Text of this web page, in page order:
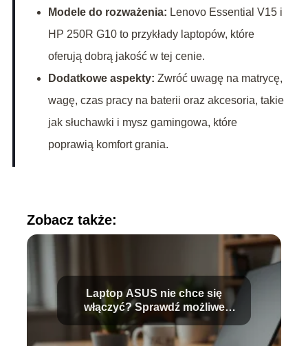
Modele do rozważenia: Lenovo Essential V15 i
HP 250R G10 to przykłady laptopów, które
oferują dobrą jakość w tej cenie.
Dodatkowe aspekty: Zwróć uwagę na matrycę,
wagę, czas pracy na baterii oraz akcesoria, takie
jak słuchawki i mysz gamingowa, które
poprawią komfort grania.
Zobacz także:
Laptop ASUS nie chce się
włączyć? Sprawdź możliwe
przyczyny!